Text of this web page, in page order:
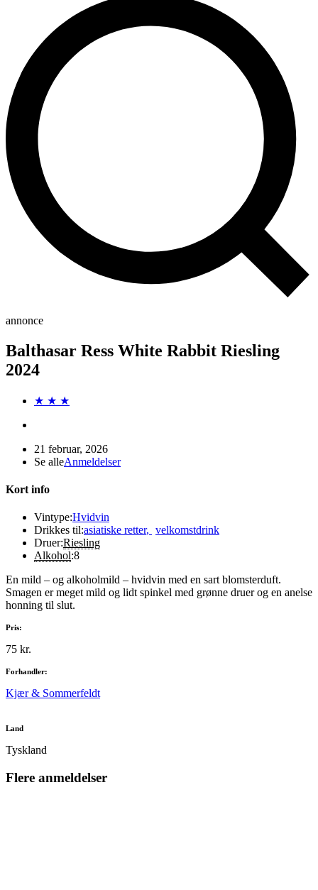
annonce
Balthasar Ress White Rabbit Riesling
2024
★ ★ ★
21 februar, 2026
Se alleAnmeldelser
Kort info
Vintype:Hvidvin
Drikkes til:asiatiske retter, velkomstdrink
Druer:Riesling
Alkohol:8
En mild – og alkoholmild – hvidvin med en sart blomsterduft.
Smagen er meget mild og lidt spinkel med grønne druer og en anelse
honning til slut.
Pris:
75 kr.
Forhandler:
Kjær & Sommerfeldt
Land
Tyskland
Flere anmeldelser